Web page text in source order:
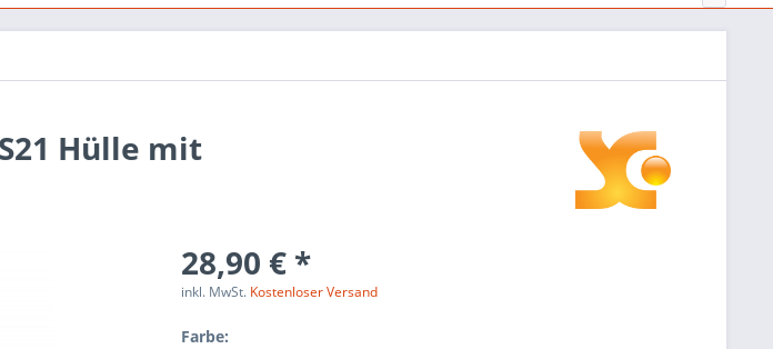
Hülle mit
28,90 € *
inkl. MwSt. Kostenloser Versand
Farbe: